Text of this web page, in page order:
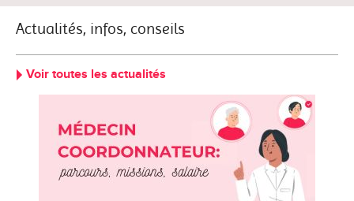
Actualités, infos, conseils
Voir toutes les actualités